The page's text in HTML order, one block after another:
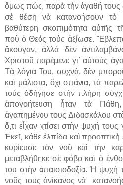
ὅμως πώς, παρὰ τὴν ἀγαθή τους
σὲ θέση νὰ κατανοήσουν τὸ
βαθύτερη σκοπιμότητα αὐτῆς
ποὺ ὁ Θεός τούς ἀξίωσε.
ἄκουγαν, ἀλλὰ δὲν
Χριστοῦ παρέμενε γι΄ αὐτοὺς
Τὰ λόγια Του, συχνά, δὲν
καὶ μάλιστα, ὄχι σπάνια, τὰ
τοὺς ὁδήγησε στὴν πλήρη
ἀπογοήτευση ἦταν τὰ
ἀγαπημένου τους Διδασκάλου
ὅ,τι εἶχαν χτίσει στὴν ψυχή
Ἐκεῖ, κάθε ἐλπίδα καὶ
κυρίευσε τὸν νοῦ καὶ τὴν
μεταβλήθηκε σὲ φόβο καὶ ὁ
του στὴν ἀπαισιοδοξία. Ἡ ψυχή
νοῦς τους ἀνίκανος νά